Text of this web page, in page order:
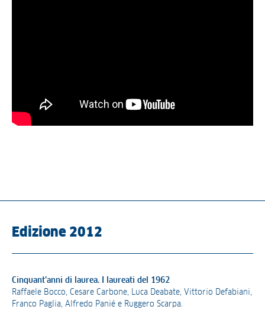
Edizione 2012
Cinquant’anni di laurea.
I laureati del 1962
Raffaele Bocco, Cesare Carbone, Luca Deabate, Vittorio Defabiani,
Franco Paglia, Alfredo Panié e Ruggero Scarpa.